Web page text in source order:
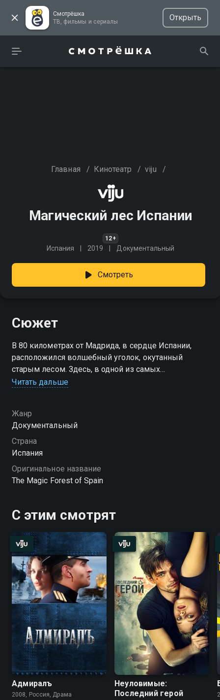
Смотрёшка
ТВ, фильмы и сериалы
Открыть
Главная / Кинотеатр / viju /
Магический лес Испании
12+
Испания 2019 Документальный
Смотреть
Сюжет
В 80 километрах от Мадрида, в сердце Испании,
расположился волшебный уголок, окутанный
старым лесом. Здесь, в одной из самых
плодородных экосистем планеты, мы встретим
Читать дальше
Жанр
Документальный
Страна
Испания
Оригинальное название
The Magic Forest of Spain
С этим смотрят
Адмиралъ
2008, Россия, Драма
Неуловимые:
Последний герой